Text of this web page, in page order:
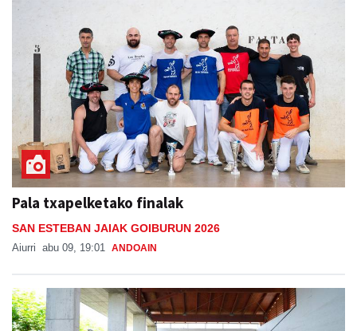
Pala txapelketako finalak
SAN ESTEBAN JAIAK GOIBURUN 2026
Aiurri abu 09, 19:01 ANDOAIN